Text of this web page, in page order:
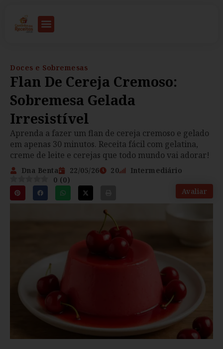
Doces e Sobremesas
Flan De Cereja Cremoso:
Sobremesa Gelada
Irresistível
Aprenda a fazer um flan de cereja cremoso e gelado
em apenas 30 minutos. Receita fácil com gelatina,
creme de leite e cerejas que todo mundo vai adorar!
Dna Benta 22/05/26 20
Intermediário
0 (0)
Avaliar